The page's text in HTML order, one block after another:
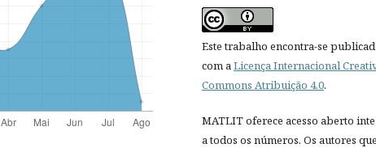
Este trabalho encontra-se
com aLicença Internacional
Commons Atribuição 4.0.
MATLIT oferece acesso aberto
a todos os números. Os autores